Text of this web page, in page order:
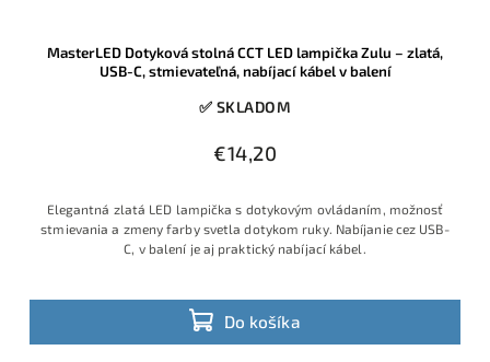
MasterLED Dotyková stolná CCT LED lampička Zulu – zlatá,
USB-C, stmievateľná, nabíjací kábel v balení
✅ SKLADOM
€14,20
Do košíka
Elegantná zlatá LED lampička s dotykovým ovládaním, možnosť
stmievania a zmeny farby svetla dotykom ruky. Nabíjanie cez USB-
C, v balení je aj praktický nabíjací kábel.